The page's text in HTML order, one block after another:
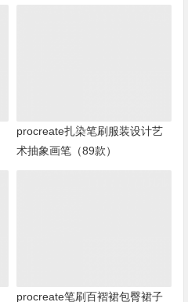
procreate扎染笔刷服装设计艺
术抽象画笔（89款）
procreate笔刷百褶裙包臀裙子